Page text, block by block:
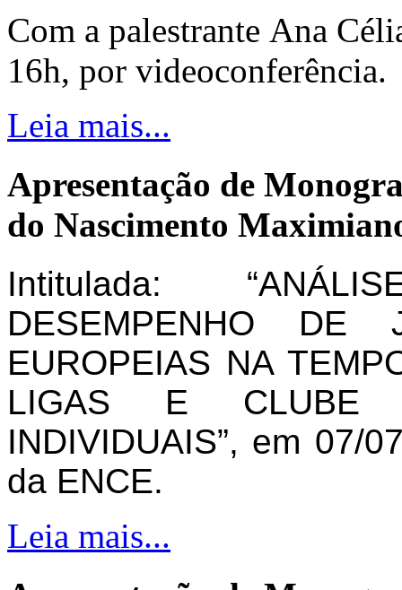
Com a palestrante Ana
16h, por videoconferência.
Leia mais...
Apresentação de
do Nascimento
Intitulada:
DESEMPENHO DE
EUROPEIAS NA
LIGAS E CLUBE
INDIVIDUAIS”, em 07/
da ENCE.
Leia mais...